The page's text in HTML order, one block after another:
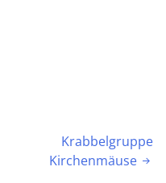
Krabbelgruppe
Kirchenmäuse 